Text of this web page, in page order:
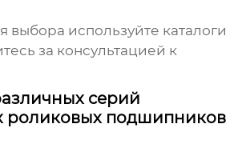
выбора используйте каталоги
за консультацией к
серий
роликовых подшипников